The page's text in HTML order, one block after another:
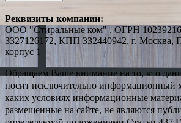
Реквизиты компании:
ООО "Стиральные ком" , ОГРН
3327126172, КПП 332440942, г. Москва,
корпус 1
Обращаем Ваше внимание на то, что
носит исключительно информационный
каких условиях информационные
размещенные на сайте, не являются